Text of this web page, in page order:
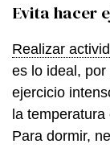
Evita hacer
Realizar
es lo ideal,
ejercicio
la
Para dormir,